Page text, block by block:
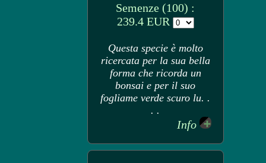
Semenze (100) :
239.4 EUR
Questa specie è molto
ricercata per la sua bella
forma che ricorda un
bonsai e per il suo
fogliame verde scuro lu. .
. .
Info